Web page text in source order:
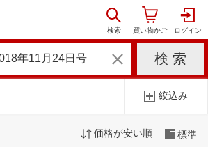
絞込み
価格が安い順 標準